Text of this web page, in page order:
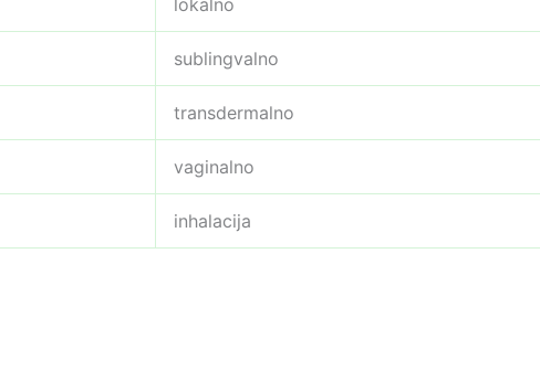
lokalno
sublingvalno
transdermalno
vaginalno
inhalacija